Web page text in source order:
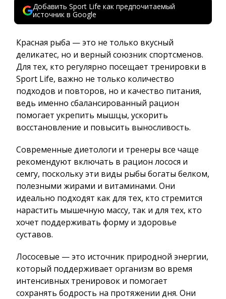
Добавить Sport Life как предпочитаемый
источник в Google
Красная рыба — это не только вкусный
деликатес, но и верный союзник спортсменов.
Для тех, кто регулярно посещает тренировки в
Sport Life, важно не только количество
подходов и повторов, но и качество питания,
ведь именно сбалансированный рацион
помогает укрепить мышцы, ускорить
восстановление и повысить выносливость.
Современные диетологи и тренеры все чаще
рекомендуют включать в рацион лосося и
семгу, поскольку эти виды рыбы богаты белком,
полезными жирами и витаминами. Они
идеально подходят как для тех, кто стремится
нарастить мышечную массу, так и для тех, кто
хочет поддерживать форму и здоровье
суставов.
Лососевые — это источник природной энергии,
который поддерживает организм во время
интенсивных тренировок и помогает
сохранять бодрость на протяжении дня. Они